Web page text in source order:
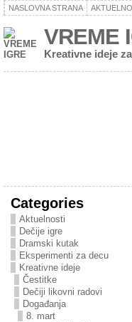
NASLOVNA STRANA
VREME
Kreativne ideje
Categories
Aktuelnosti
Dečije igre
Dramski kutak
Eksperimenti za decu
Kreativne ideje
Čestitke
Dečiji likovni radovi
Događanja
8. mart